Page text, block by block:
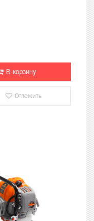
В корзину
Отложить